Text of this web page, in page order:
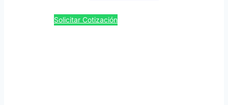
Solicitar Cotización